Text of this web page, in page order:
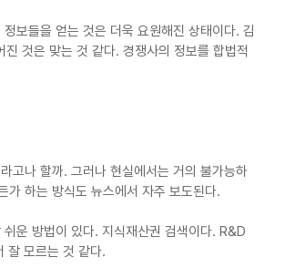
보들을 얻는 것은 더욱 요원해진 상태이다. 김
것은 맞는 것 같다. 경쟁사의 정보를 합법적
고나 할까. 그러나 현실에서는 거의 불가능하
가 하는 방식도 뉴스에서 자주 보도된다.
운 방법이 있다. 지식재산권 검색이다. R&D
잘 모르는 것 같다.